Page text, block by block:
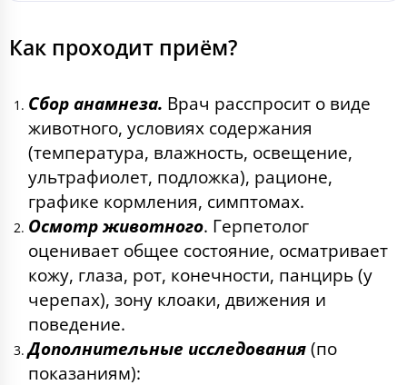
Как проходит приём?
Сбор анамнеза. Врач расспросит о виде
животного, условиях содержания
(температура, влажность, освещение,
ультрафиолет, подложка), рационе,
графике кормления, симптомах.
Осмотр животного. Герпетолог
оценивает общее состояние, осматривает
кожу, глаза, рот, конечности, панцирь (у
черепах), зону клоаки, движения и
поведение.
Дополнительные исследования (по
показаниям):